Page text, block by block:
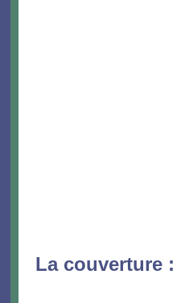
La couverture :